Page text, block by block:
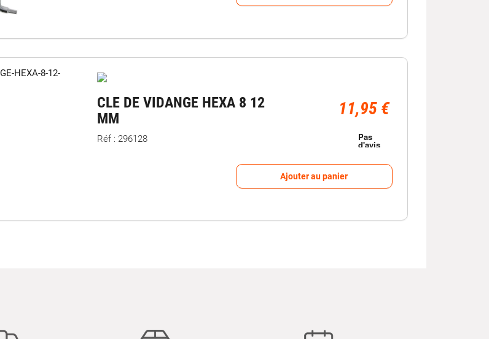
CLE DE VIDANGE HEXA 8 12
MM
11,95 €
Réf : 296128
Ajouter au panier